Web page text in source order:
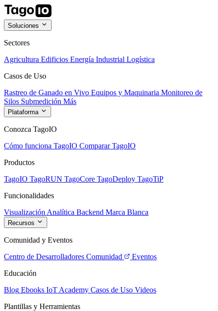
Soluciones
Sectores
Agricultura Edificios Energía Industrial Logística
Casos de Uso
Rastreo de Ganado en Vivo Equipos y Maquinaria Monitoreo de
Silos Submedición Más
Plataforma
Conozca TagoIO
Cómo funciona TagoIO Comparar TagoIO
Productos
TagoIO TagoRUN TagoCore TagoDeploy TagoTiP
Funcionalidades
Visualización Analítica Backend Marca Blanca
Recursos
Comunidad y Eventos
Centro de Desarrolladores Comunidad
Eventos
Educación
Blog Ebooks IoT Academy Casos de Uso Videos
Plantillas y Herramientas